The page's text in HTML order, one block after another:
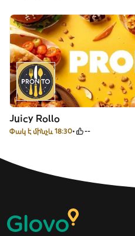
Juicy Rollo
Փակ է մինչև 18:30 --